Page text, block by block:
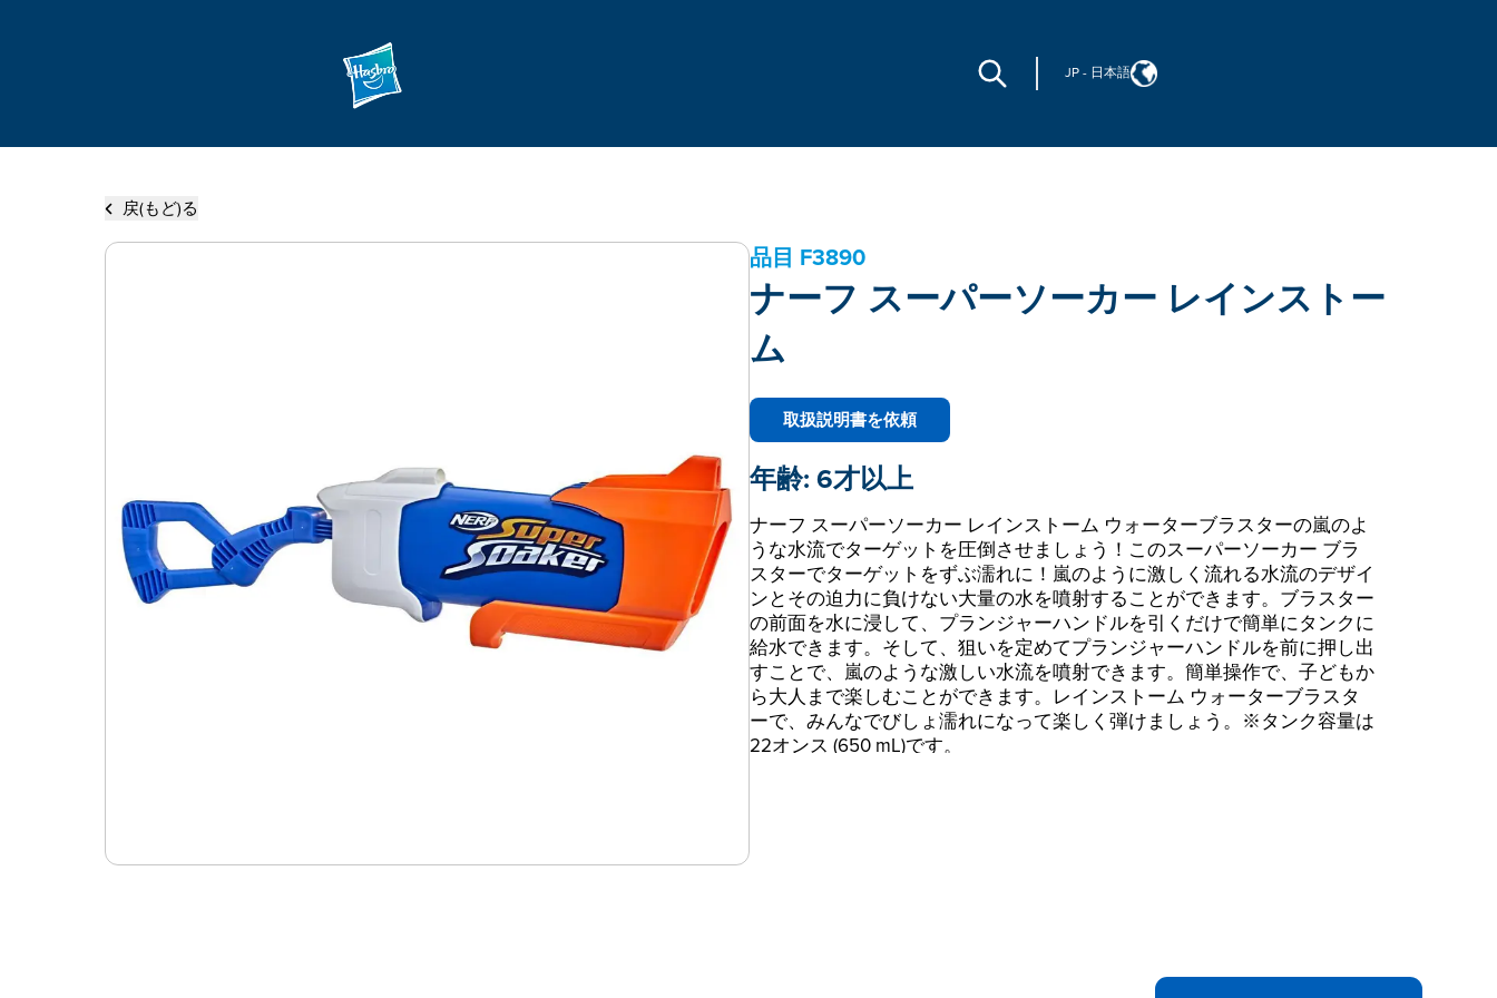
JP - 日本語
戻(もど)る
品目 F3890
ナーフ スーパーソーカー レインストー
ム
取扱説明書を依頼
年齢: 6才以上
ナーフ スーパーソーカー レインストーム ウォーターブラスターの嵐のよ
うな水流でターゲットを圧倒させましょう！このスーパーソーカー ブラ
スターでターゲットをずぶ濡れに！嵐のように激しく流れる水流のデザイ
ンとその迫力に負けない大量の水を噴射することができます。ブラスター
の前面を水に浸して、プランジャーハンドルを引くだけで簡単にタンクに
給水できます。そして、狙いを定めてプランジャーハンドルを前に押し出
すことで、嵐のような激しい水流を噴射できます。簡単操作で、子どもか
ら大人まで楽しむことができます。レインストーム ウォーターブラスタ
ーで、みんなでびしょ濡れになって楽しく弾けましょう。※タンク容量は
22オンス (650 mL)です。